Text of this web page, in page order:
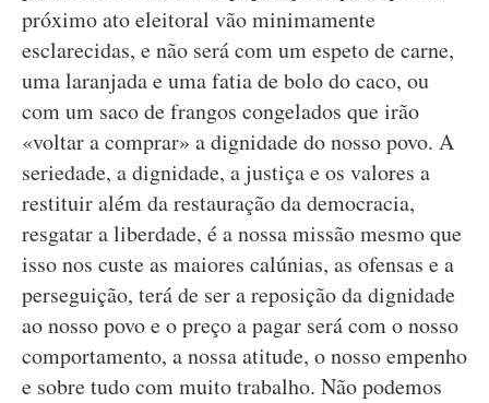
próximo ato eleitoral vão minimamente
esclarecidas, e não será com um espeto de carne,
uma laranjada e uma fatia de bolo do caco, ou
com um saco de frangos congelados que irão
«voltar a comprar» a dignidade do nosso povo. A
seriedade, a dignidade, a justiça e os valores a
restituir além da restauração da democracia,
resgatar a liberdade, é a nossa missão mesmo que
isso nos custe as maiores calúnias, as ofensas e a
perseguição, terá de ser a reposição da dignidade
ao nosso povo e o preço a pagar será com o nosso
comportamento, a nossa atitude, o nosso empenho
e sobre tudo com muito trabalho. Não podemos